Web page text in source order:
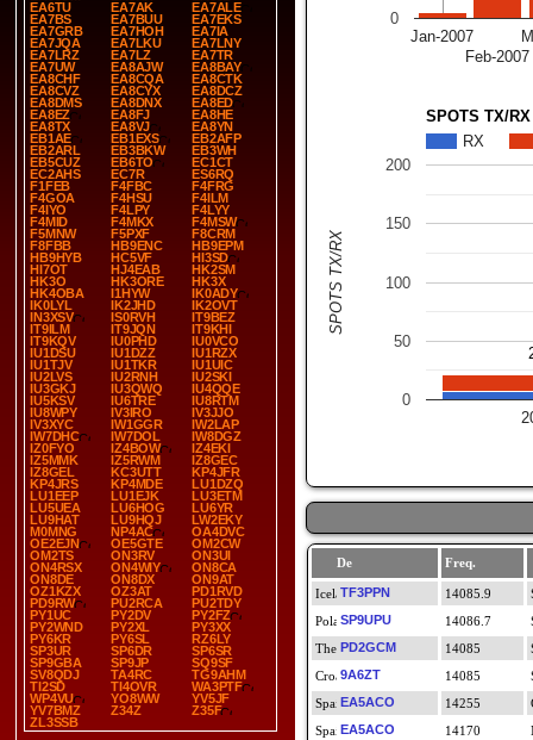
EA6TU
EA7AK
EA7ALE
EA7BS
EA7BUU
EA7EKS
EA7GRB
EA7HOH
EA7IA
EA7JQA
EA7LKU
EA7LNY
EA7LRZ
EA7LZ
EA7TR
EA7UW
EA8AJW
EA8BAY
EA8CHF
EA8CQA
EA8CTK
EA8CVZ
EA8CYX
EA8DCZ
EA8DMS
EA8DNX
EA8ED
EA8EZ
EA8FJ
EA8HE
EA8TX
EA8VJ
EA8YN
EB1AE
EB1EXS
EB2AFP
EB2ARL
EB3BKW
EB3WH
EB5CUZ
EB6TO
EC1CT
EC2AHS
EC7R
ES6RQ
F1FEB
F4FBC
F4FRG
F4GOA
F4HSU
F4ILM
F4IYO
F4LPY
F4LYY
F4MID
F4MKX
F4MSW
F5MNW
F5PXF
F8CRM
F8FBB
HB9ENC
HB9EPM
HB9HYB
HC5VF
HI3SD
HI7OT
HJ4EAB
HK2SM
HK3O
HK3ORE
HK3X
HK4OBA
I1HYW
IK0ADY
IK0LYL
IK2JHD
IK2OVT
IN3XSV
IS0RVH
IT9BEZ
IT9ILM
IT9JQN
IT9KHI
IT9KQV
IU0PHD
IU0VCO
IU1DSU
IU1DZZ
IU1RZX
IU1TJV
IU1TKR
IU1UIC
IU2LVS
IU2RNH
IU2SKI
IU3GKJ
IU3QWQ
IU4QQE
IU5KSV
IU6TRE
IU8RTM
IU8WPY
IV3IRO
IV3JJO
IV3XYC
IW1GGR
IW2LAP
IW7DHC
IW7DOL
IW8DGZ
IZ0FYO
IZ4BOW
IZ4EKI
IZ5MMK
IZ5RWM
IZ8GEC
IZ8GEL
KC3UTT
KP4JFR
KP4JRS
KP4MDE
LU1DZQ
LU1EEP
LU1EJK
LU3ETM
LU5UEA
LU6HOG
LU6YR
LU9HAT
LU9HQJ
LW2EKY
M0MNG
NP4AC
OA4DVC
OE2EJN
OE5GTE
OM2CW
OM2TS
ON3RV
ON3UI
ON4RSX
ON4WIY
ON8CA
ON8DE
ON8DX
ON9AT
OZ1KZX
OZ3AT
PD1RVD
PD9RW
PU2RCA
PU2TDY
PY1UC
PY2DV
PY2FZ
PY2WND
PY2XL
PY3XX
PY6KR
PY6SL
RZ6LY
SP3UR
SP6DR
SP6SR
SP9GBA
SP9JP
SQ9SF
SV8QDJ
TA4RC
TG9AHM
TI2SD
TI4OVR
WA3PTF
WP4VU
YO8WW
YV5JF
YV7BMZ
Z34Z
Z35F
ZL3SSB
Jan-2007
Feb-2007
0
SPOTS TX/
RX
0
50
100
150
200
SPOTS TX/RX
De Freq.
TF3PPN
14085.9
SP9UPU
14086.7
PD2GCM
14085
9A6ZT
14085
EA5ACO
14255
EA5ACO
14170